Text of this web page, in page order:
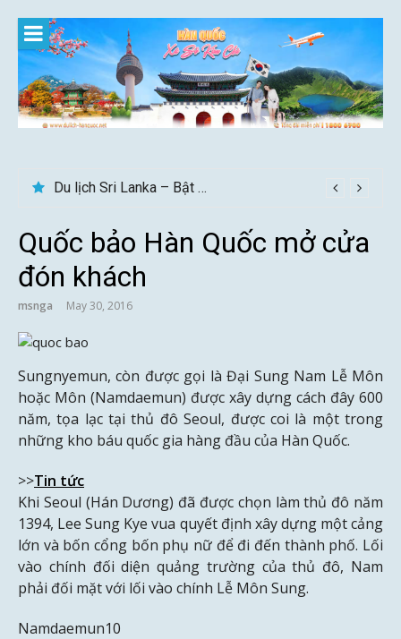
content
Du lịch Sri Lanka – Bật mí nên đi mùa nào đẹp
Quốc bảo Hàn Quốc mở cửa
đón khách
msnga May 30, 2016
Sungnyemun, còn được gọi là Đại Sung Nam Lễ Môn
hoặc Môn (Namdaemun) được xây dựng cách đây 600
năm, tọa lạc tại thủ đô Seoul, được coi là một trong
những kho báu quốc gia hàng đầu của Hàn Quốc.
>>Tin tức
Khi Seoul (Hán Dương) đã được chọn làm thủ đô năm
1394, Lee Sung Kye vua quyết định xây dựng một cảng
lớn và bốn cổng bốn phụ nữ để đi đến thành phố. Lối
vào chính đối diện quảng trường của thủ đô, Nam
phải đối mặt với lối vào chính Lễ Môn Sung.
Namdaemun10